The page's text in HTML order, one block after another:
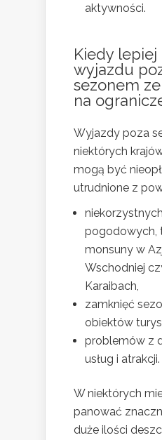
aktywności.
Kiedy lepiej
wyjazdu
sezonem
na
Wyjazdy poza
niektórych
mogą być
utrudnione z
pogodowych,
monsuny w
Wschodniej
Karaibach,
zamknięć
obiektów
problemów z
usług i atrakcji.
W niektórych
panować
duże ilości